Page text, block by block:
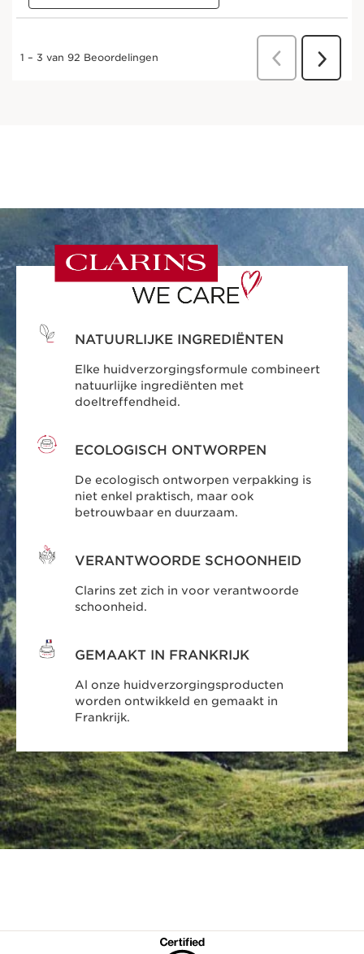
NATUURLIJKE INGREDIËNTEN
Elke huidverzorgingsformule combineert
natuurlijke ingrediënten met
doeltreffendheid.
ECOLOGISCH ONTWORPEN
De ecologisch ontworpen verpakking is
niet enkel praktisch, maar ook
betrouwbaar en duurzaam.
VERANTWOORDE SCHOONHEID
Clarins zet zich in voor verantwoorde
schoonheid.
GEMAAKT IN FRANKRIJK
Al onze huidverzorgingsproducten
worden ontwikkeld en gemaakt in
Frankrijk.